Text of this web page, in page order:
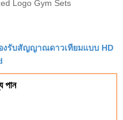
Logo Gym Sets
งรับสัญญาณดาวเทียมแบบ HD
পান